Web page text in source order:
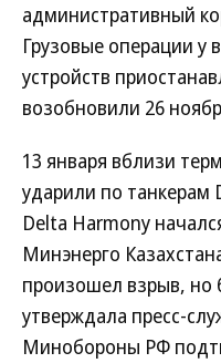
административный
Грузовые операции
устройств
возобновили 26
13 января вблизи
ударили по
Delta Harmony
Минэнерго
произошел взрыв, но
утверждала пресс-
Минобороны РФ